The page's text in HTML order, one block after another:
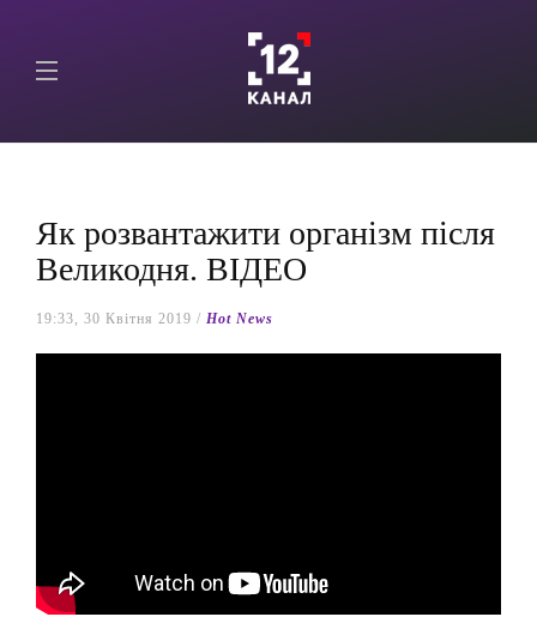
Як розвантажити організм після
Великодня. ВІДЕО
19:33, 30 Квітня 2019 / Hot News